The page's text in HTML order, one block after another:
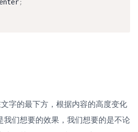
;
字的最下方，根据内容的高度变化
我们想要的效果，我们想要的是不论